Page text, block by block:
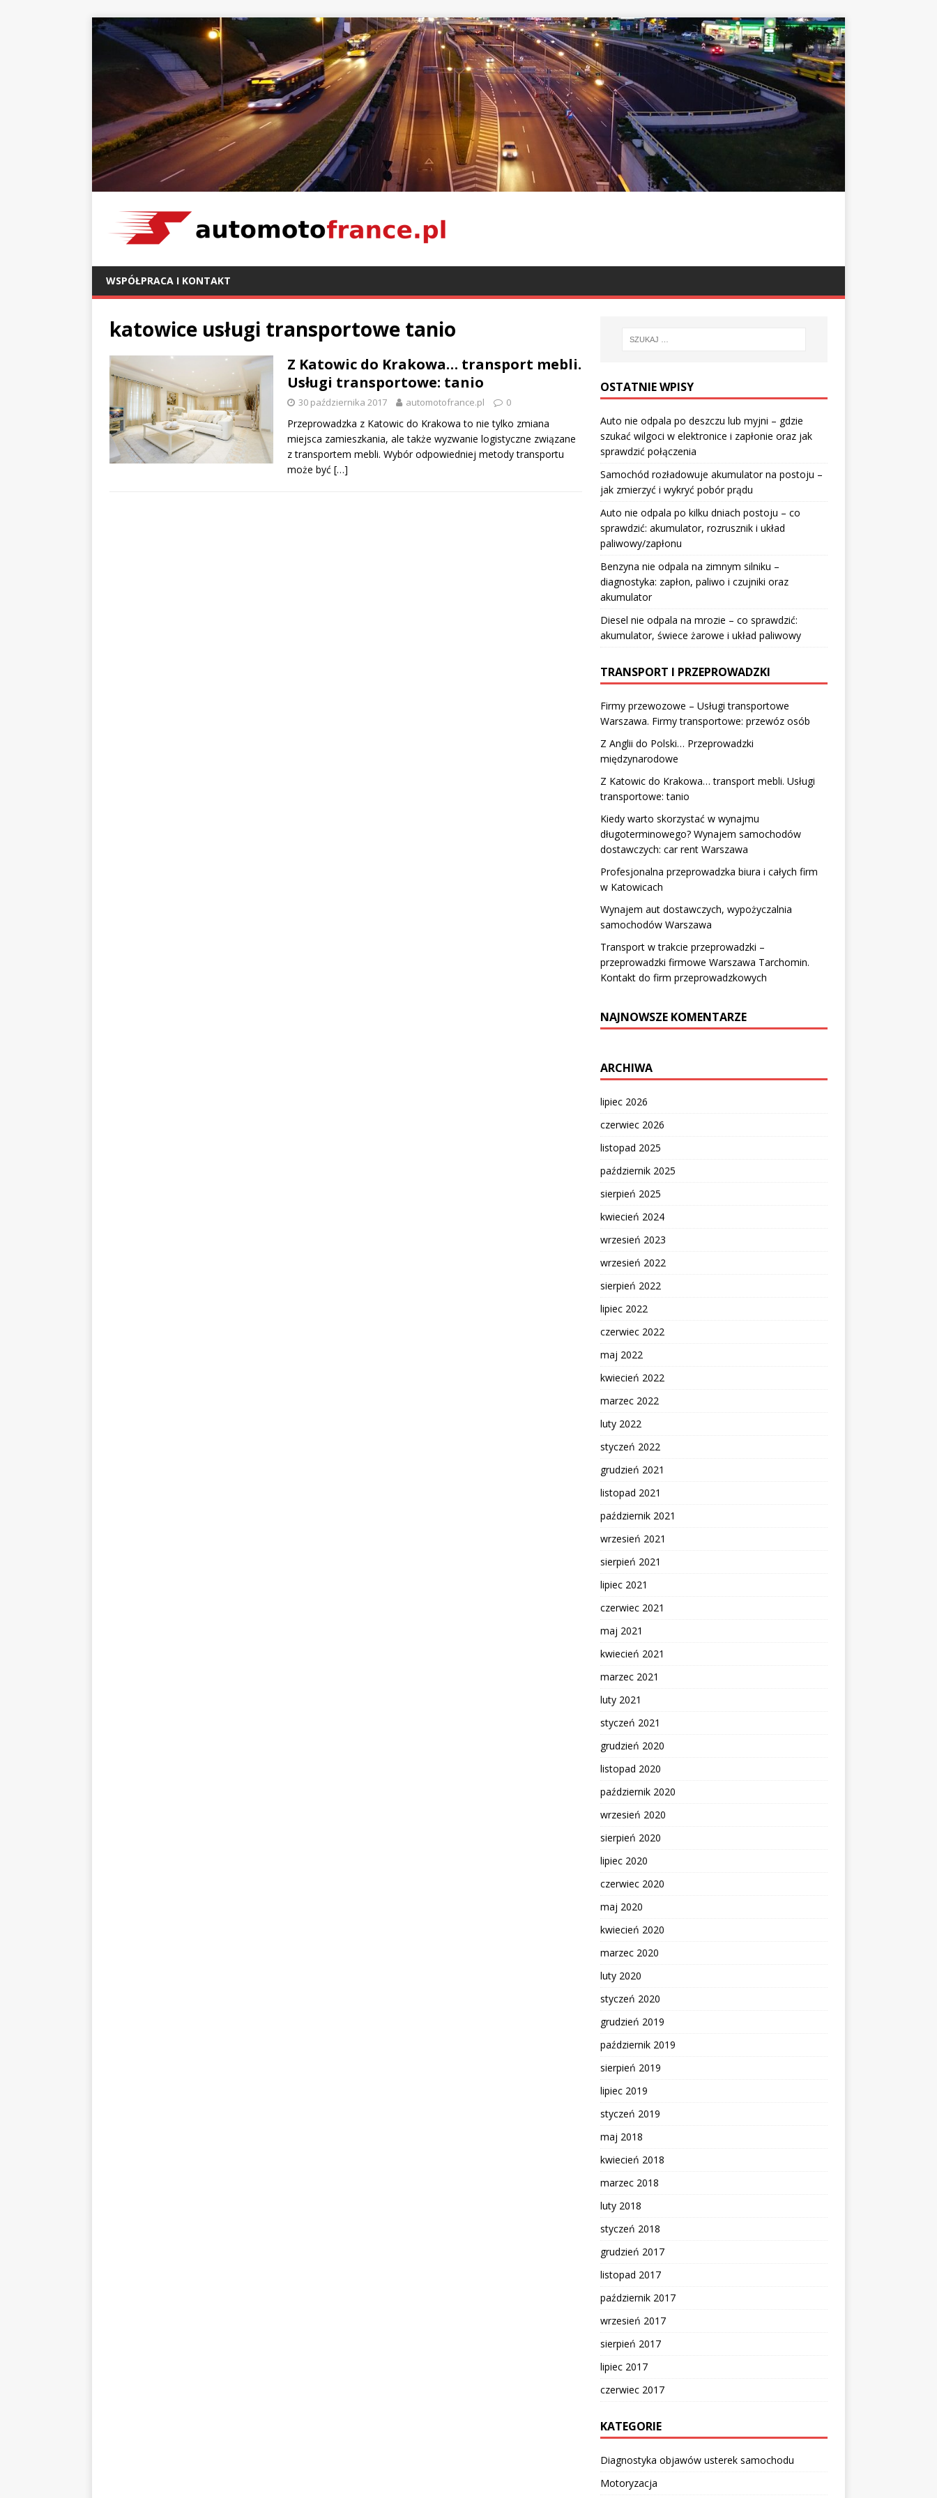
WSPÓŁPRACA I KONTAKT
katowice usługi transportowe tanio
Z Katowic do Krakowa… transport mebli.
Usługi transportowe: tanio
30 października 2017 automotofrance.pl 0
Przeprowadzka z Katowic do Krakowa to nie tylko zmiana
miejsca zamieszkania, ale także wyzwanie logistyczne związane
z transportem mebli. Wybór odpowiedniej metody transportu
może być […]
OSTATNIE WPISY
Auto nie odpala po deszczu lub myjni – gdzie
szukać wilgoci w elektronice i zapłonie oraz jak
sprawdzić połączenia
Samochód rozładowuje akumulator na postoju –
jak zmierzyć i wykryć pobór prądu
Auto nie odpala po kilku dniach postoju – co
sprawdzić: akumulator, rozrusznik i układ
paliwowy/zapłonu
Benzyna nie odpala na zimnym silniku –
diagnostyka: zapłon, paliwo i czujniki oraz
akumulator
Diesel nie odpala na mrozie – co sprawdzić:
akumulator, świece żarowe i układ paliwowy
TRANSPORT I PRZEPROWADZKI
Firmy przewozowe – Usługi transportowe
Warszawa. Firmy transportowe: przewóz osób
Z Anglii do Polski… Przeprowadzki
międzynarodowe
Z Katowic do Krakowa… transport mebli. Usługi
transportowe: tanio
Kiedy warto skorzystać w wynajmu
długoterminowego? Wynajem samochodów
dostawczych: car rent Warszawa
Profesjonalna przeprowadzka biura i całych firm
w Katowicach
Wynajem aut dostawczych, wypożyczalnia
samochodów Warszawa
Transport w trakcie przeprowadzki –
przeprowadzki firmowe Warszawa Tarchomin.
Kontakt do firm przeprowadzkowych
NAJNOWSZE KOMENTARZE
ARCHIWA
lipiec 2026
czerwiec 2026
listopad 2025
październik 2025
sierpień 2025
kwiecień 2024
wrzesień 2023
wrzesień 2022
sierpień 2022
lipiec 2022
czerwiec 2022
maj 2022
kwiecień 2022
marzec 2022
luty 2022
styczeń 2022
grudzień 2021
listopad 2021
październik 2021
wrzesień 2021
sierpień 2021
lipiec 2021
czerwiec 2021
maj 2021
kwiecień 2021
marzec 2021
luty 2021
styczeń 2021
grudzień 2020
listopad 2020
październik 2020
wrzesień 2020
sierpień 2020
lipiec 2020
czerwiec 2020
maj 2020
kwiecień 2020
marzec 2020
luty 2020
styczeń 2020
grudzień 2019
październik 2019
sierpień 2019
lipiec 2019
styczeń 2019
maj 2018
kwiecień 2018
marzec 2018
luty 2018
styczeń 2018
grudzień 2017
listopad 2017
październik 2017
wrzesień 2017
sierpień 2017
lipiec 2017
czerwiec 2017
KATEGORIE
Diagnostyka objawów usterek samochodu
Motoryzacja